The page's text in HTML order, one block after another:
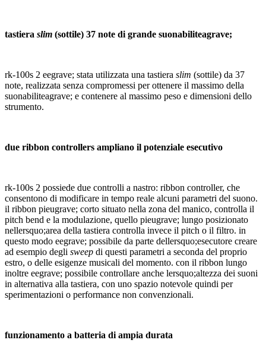
tastiera slim (sottile) 37 note di grande suonabiliteagrave;
rk-100s 2 eegrave; stata utilizzata una tastiera slim (sottile) da 37
note, realizzata senza compromessi per ottenere il massimo della
suonabiliteagrave; e contenere al massimo peso e dimensioni dello
strumento.
due ribbon controllers ampliano il potenziale esecutivo
rk-100s 2 possiede due controlli a nastro: ribbon controller, che
consentono di modificare in tempo reale alcuni parametri del suono.
il ribbon pieugrave; corto situato nella zona del manico, controlla il
pitch bend e la modulazione, quello pieugrave; lungo posizionato
nellersquo;area della tastiera controlla invece il pitch o il filtro. in
questo modo eegrave; possibile da parte dellersquo;esecutore creare
ad esempio degli sweep di questi parametri a seconda del proprio
estro, o delle esigenze musicali del momento. con il ribbon lungo
inoltre eegrave; possibile controllare anche lersquo;altezza dei suoni
in alternativa alla tastiera, con uno spazio notevole quindi per
sperimentazioni o performance non convenzionali.
funzionamento a batteria diampia durata